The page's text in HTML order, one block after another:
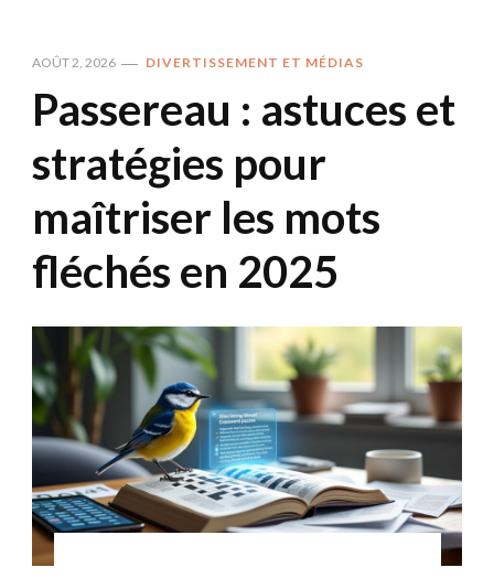
AOÛT 2, 2026 DIVERTISSEMENT ET MÉDIAS
Passereau : astuces et
stratégies pour
maîtriser les mots
fléchés en 2025